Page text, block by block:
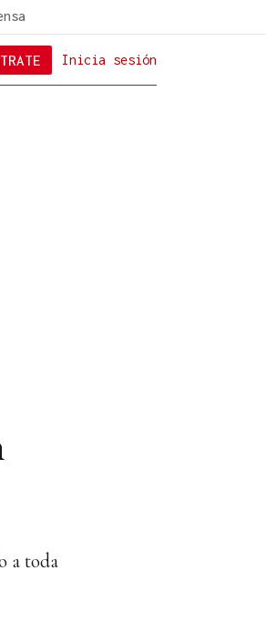
Inicia sesión
a toda